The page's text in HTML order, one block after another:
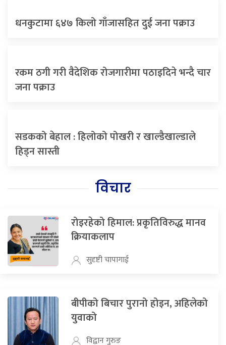
धनकुटामा ६४७ किलो गाँजासहित दुई जना पक्राउ
रकम ठगी गरी वैदेशिक रोजगारीमा पठाइदिने भन्दै चार
जना पक्राउ
सडकको बेहाल : हिलोको पोखरी र खाल्डैखाल्डाले
हिड्न सास्ती
विचार
रोइरहेको हिमाल: प्रकृतिविरुद्ध मानव
क्रियाकलाप
सुदृष्टी चापागाई
बीपीको बिचार पुरानो होइन, अहिलेको
युवाको
विद्वान गुरुङ